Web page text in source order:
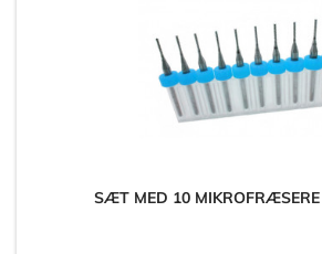
SÆT MED 10